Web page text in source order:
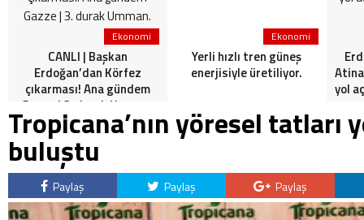
Ekonomi
CANLI | Başkan
Erdoğan’dan Körfez
çıkarması! Ana gündem
Gazze | 3. durak Umman.
Ekonomi
Yerli hızlı tren güneş
enerjisiyle üretiliyor.
yol
Tropicana’nın yöresel tatları
buluştu
Paylaş Paylaş Paylaş